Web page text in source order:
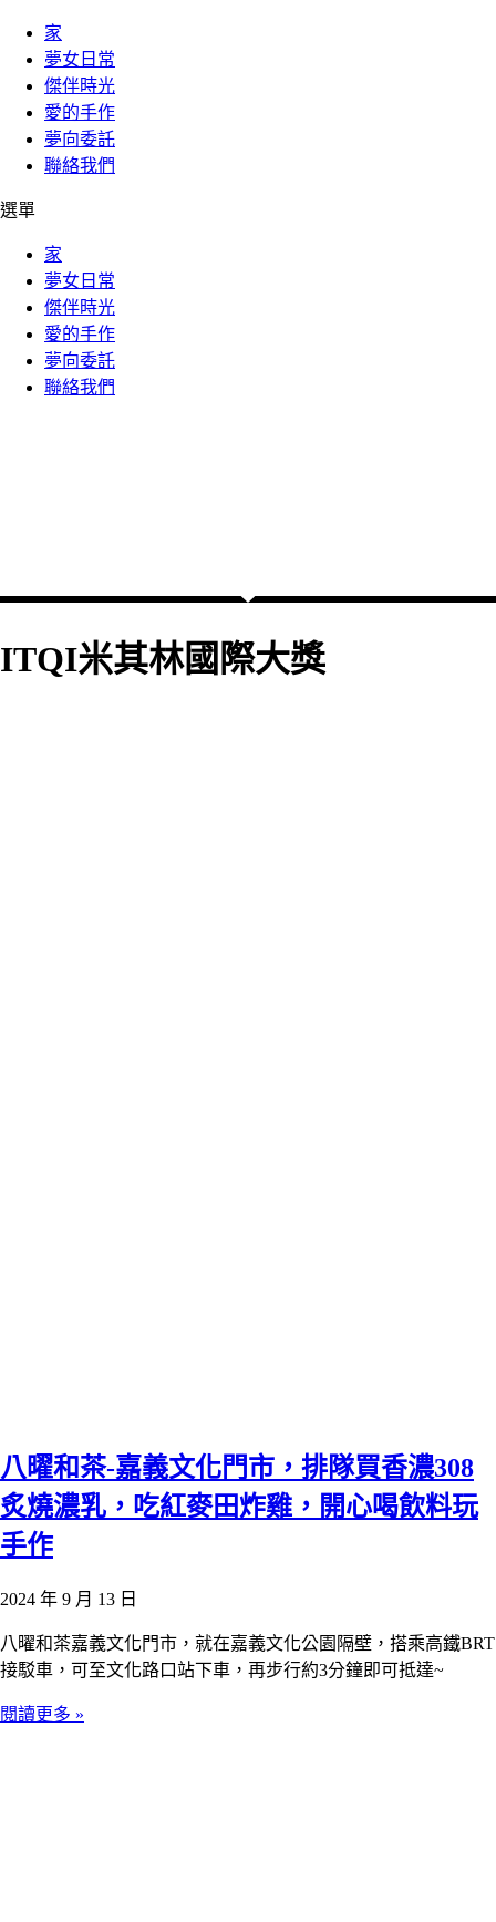
家
夢女日常
傑伴時光
愛的手作
夢向委託
聯絡我們
選單
家
夢女日常
傑伴時光
愛的手作
夢向委託
聯絡我們
ITQI米其林國際大獎
八曜和茶-嘉義文化門市，排隊買香濃308
炙燒濃乳，吃紅麥田炸雞，開心喝飲料玩
手作
2024 年 9 月 13 日
八曜和茶嘉義文化門市，就在嘉義文化公園隔壁，搭乘高鐵BRT
接駁車，可至文化路口站下車，再步行約3分鐘即可抵達~
閱讀更多 »